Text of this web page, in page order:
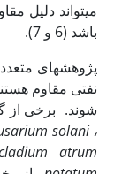
می­تواند دلیل
باشد (6 و 7).
پژوهش‏های
نفتی مقاوم
شوند. برخی از
solani،
atrum